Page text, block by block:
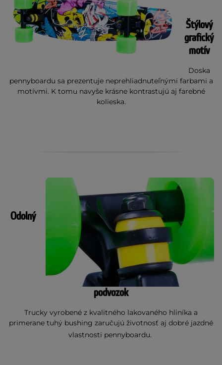
Štýlový
grafický
motív
Doska
pennyboardu sa prezentuje neprehliadnuteľnými farbami a
motívmi. K tomu navyše krásne kontrastujú aj farebné
kolieska.
Odolný
podvozok
Trucky vyrobené z kvalitného lakovaného hliníka a
primerane tuhý bushing zaručujú životnosť aj dobré jazdné
vlastnosti pennyboardu.